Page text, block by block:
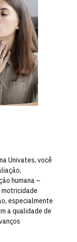
Univates, você
humana –
motricidade
especialmente
a qualidade de